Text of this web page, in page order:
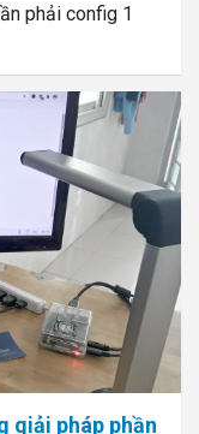
phải config 1
giải pháp phần